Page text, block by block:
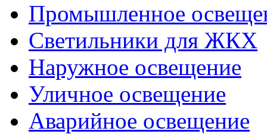
Промышленное
Светильники для ЖКХ
Наружное освещение
Уличное освещение
Аварийное освещение